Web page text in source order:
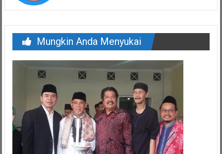
Mungkin Anda Menyukai